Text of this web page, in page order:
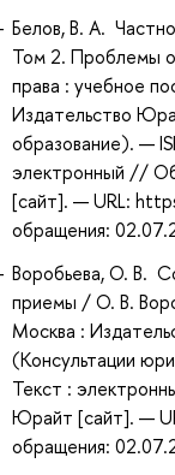
Белов, В. А.
Том 2. Проблемы
права : учебное
Издательство
образование). —
электронный //
[сайт]. — URL:
обращения:
Воробьева, О. В.
приемы / О. В.
Москва :
(Консультации
Текст :
Юрайт [сайт]. —
обращения: